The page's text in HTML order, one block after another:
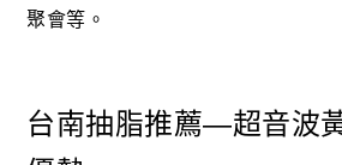
聚會等。
台南抽脂推薦—超音波